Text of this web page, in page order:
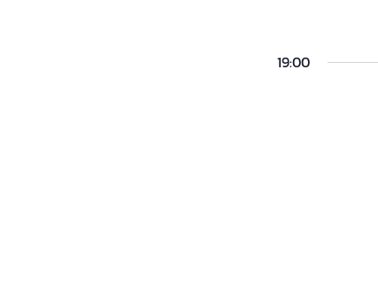
19:00